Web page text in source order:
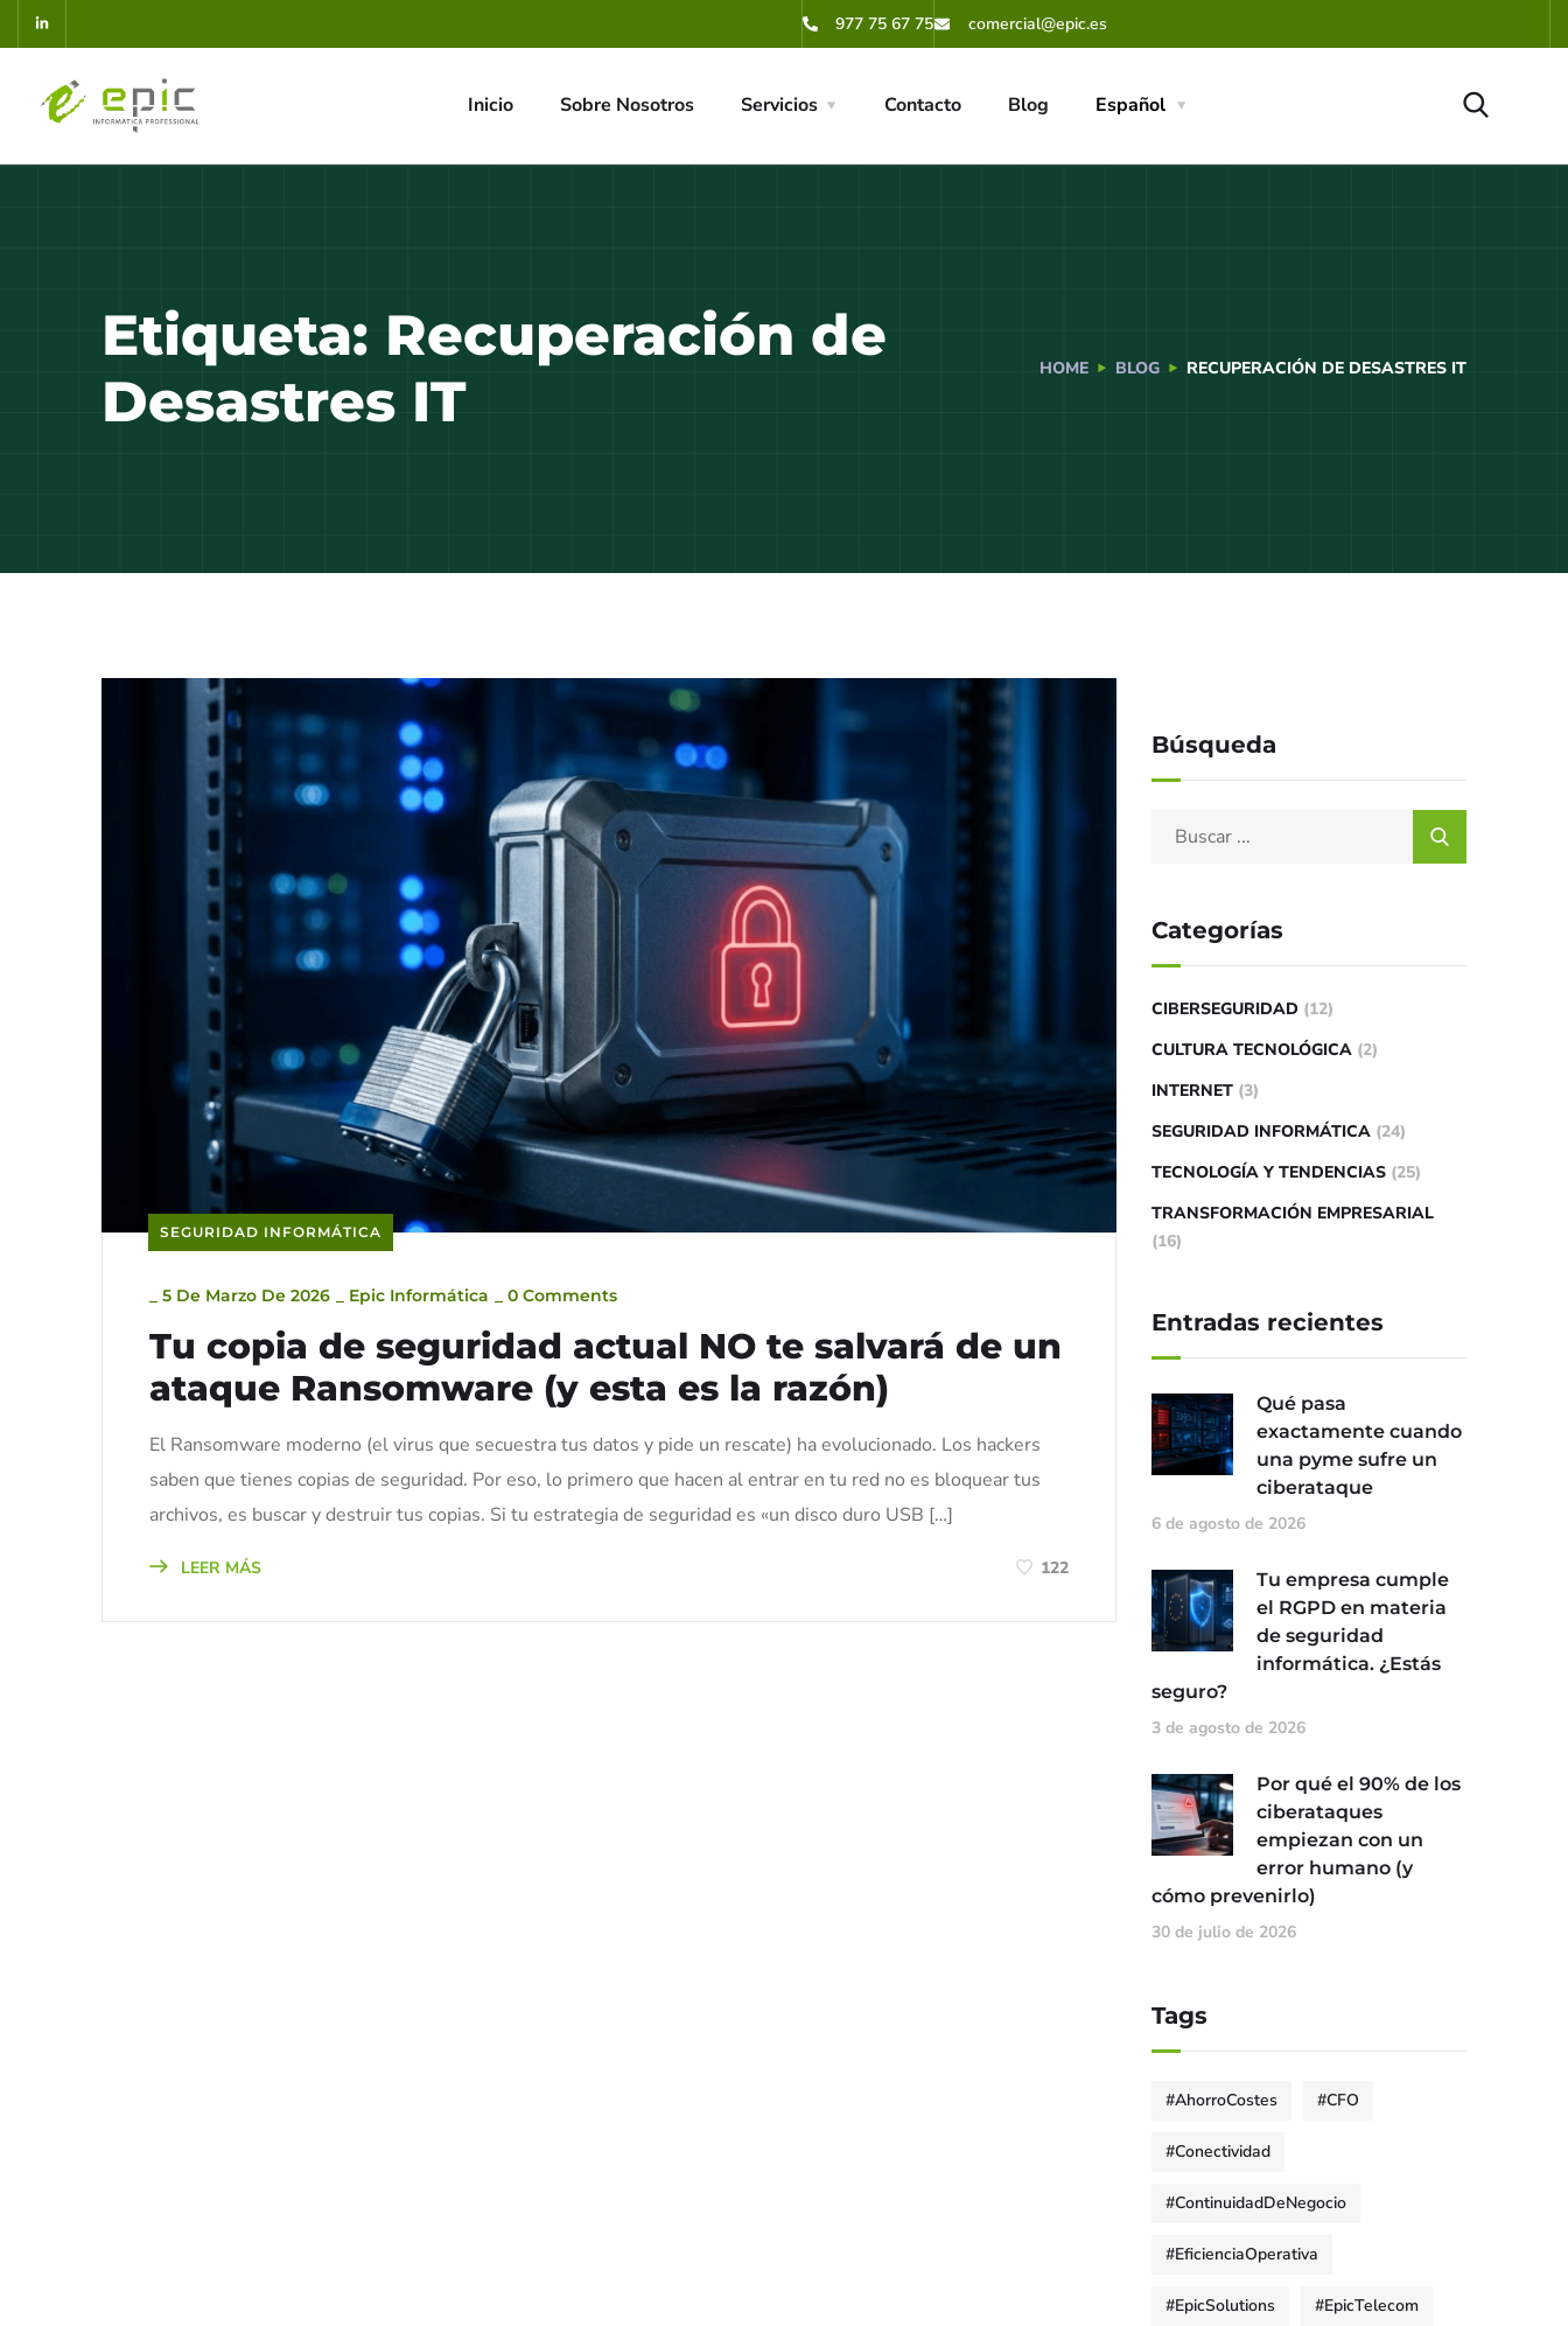
977 75 67 75 comercial@epic.es
Inicio Sobre Nosotros Servicios Contacto Blog Español
Etiqueta: Recuperación de
Desastres IT
HOME BLOG RECUPERACIÓN DE DESASTRES IT
SEGURIDAD INFORMÁTICA
5 De Marzo De 2026 Epic Informática 0 Comments
Tu copia de seguridad actual NO te salvará de un
ataque Ransomware (y esta es la razón)
El Ransomware moderno (el virus que secuestra tus datos y pide un rescate) ha evolucionado. Los hackers
saben que tienes copias de seguridad. Por eso, lo primero que hacen al entrar en tu red no es bloquear tus
archivos, es buscar y destruir tus copias. Si tu estrategia de seguridad es «un disco duro USB […]
LEER MÁS 122
Búsqueda
Categorías
CIBERSEGURIDAD (12)
CULTURA TECNOLÓGICA (2)
INTERNET (3)
SEGURIDAD INFORMÁTICA (24)
TECNOLOGÍA Y TENDENCIAS (25)
TRANSFORMACIÓN EMPRESARIAL
(16)
Entradas recientes
Qué pasa
exactamente cuando
una pyme sufre un
ciberataque
6 de agosto de 2026
Tu empresa cumple
el RGPD en materia
de seguridad
informática. ¿Estás
seguro?
3 de agosto de 2026
Por qué el 90% de los
ciberataques
empiezan con un
error humano (y
cómo prevenirlo)
30 de julio de 2026
Tags
#AhorroCostes #CFO
#Conectividad
#ContinuidadDeNegocio
#EficienciaOperativa
#EpicSolutions #EpicTelecom